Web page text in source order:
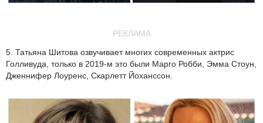
РЕКЛАМА
5. Татьяна Шитова озвучивает многих современных актрис
Голливуда, только в 2019-м это были Марго Робби, Эмма Стоун,
Дженнифер Лоуренс, Скарлетт Йоханссон.